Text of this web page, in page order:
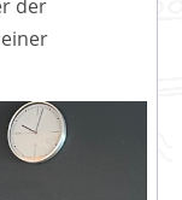
der